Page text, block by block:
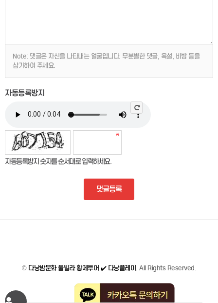
Note: 댓글은 자신을 나타내는 얼굴입니다. 무분별한 댓글, 욕설, 비방 등을
삼가하여 주세요.
자동등록방지
자동등록방지 숫자를 순서대로 입력하세요.
댓글등록
© 다낭밤문화 풀빌라 황제투어 ✔️ 다낭플레이 . All Rights Reserved.